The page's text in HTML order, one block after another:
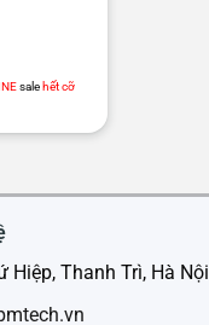
sale hết cỡ
Hiệp, Thanh Trì, Hà Nội